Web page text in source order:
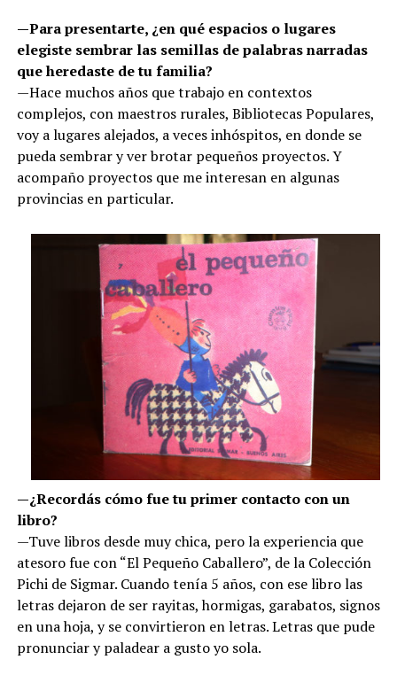
—Para presentarte, ¿en qué espacios o lugares
elegiste sembrar las semillas de palabras narradas
que heredaste de tu familia?
—Hace muchos años que trabajo en contextos
complejos, con maestros rurales, Bibliotecas Populares,
voy a lugares alejados, a veces inhóspitos, en donde se
pueda sembrar y ver brotar pequeños proyectos. Y
acompaño proyectos que me interesan en algunas
provincias en particular.
—¿Recordás cómo fue tu primer contacto con un
libro?
—Tuve libros desde muy chica, pero la experiencia que
atesoro fue con “El Pequeño Caballero”, de la Colección
Pichi de Sigmar. Cuando tenía 5 años, con ese libro las
letras dejaron de ser rayitas, hormigas, garabatos, signos
en una hoja, y se convirtieron en letras. Letras que pude
pronunciar y paladear a gusto yo sola.